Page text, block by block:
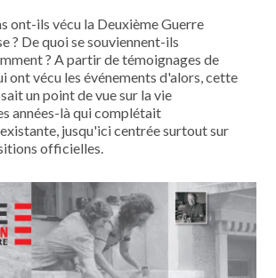
ont-ils vécu la Deuxième Guerre
? De quoi se souviennent-ils
? A partir de témoignages de
ont vécu les événements d'alors, cette
un point de vue sur la vie
années-là qui complétait
jusqu'ici centrée surtout sur
officielles.